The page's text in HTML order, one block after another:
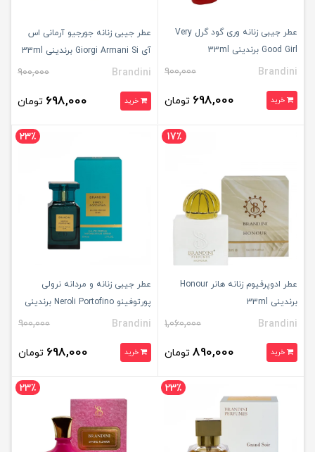
عطر جیبی زنانه وری گود گرل Very
Good Girl برندینی 33ml
Brandini
900,000
خرید 698,000 تومان
عطر جیبی زنانه جورجیو آرمانی اس
آی Giorgi Armani Si برندینی 33ml
Brandini
900,000
خرید 698,000 تومان
17٪
عطر ادوپرفیوم زنانه هانر Honour
برندینی 33ml
Brandini
1,060,000
خرید 890,000 تومان
23٪
عطر جیبی زنانه و مردانه نرولی
پورتوفینو Neroli Portofino برندینی
33ml
Brandini
900,000
خرید 698,000 تومان
23٪ 23٪